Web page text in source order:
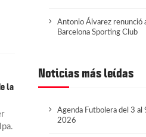
la
Antonio Álvarez renunció
Barcelona Sporting Club
Noticias más leídas
Agenda Futbolera del 3 al
2026